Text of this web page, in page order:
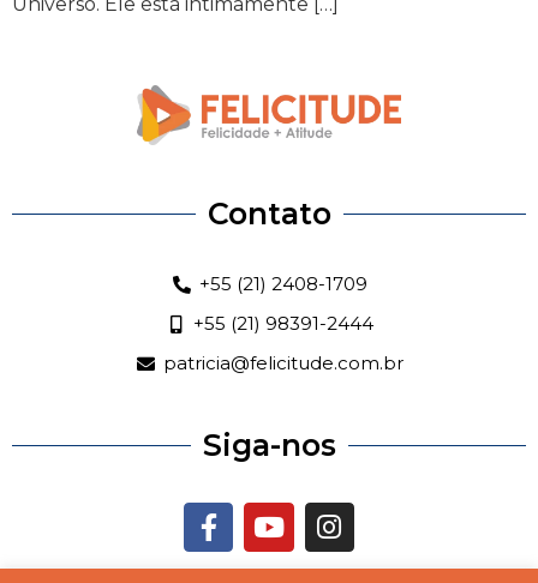
Contato
+55 (21) 2408-1709
+55 (21) 98391-2444
patricia@felicitude.com.br
Siga-nos